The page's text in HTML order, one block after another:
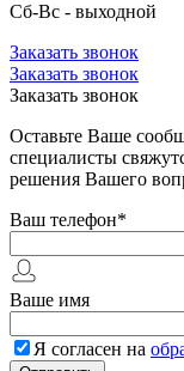
Сб-Вс - выходной
Заказать звонок
Заказать звонок
Заказать звонок
Оставьте Ваше
специалисты
решения Вашего
Ваш телефон*
Ваше имя
Я согласен на